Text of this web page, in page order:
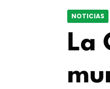
NOTICIAS
La